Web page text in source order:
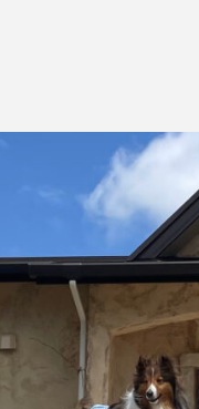
グサロン
ンキング
ポリシー